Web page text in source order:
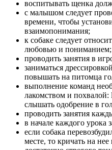
воспитывать щенка
с малышом следует
времени, чтобы
взаимопонимания;
к собаке следует
любовью и пониманием;
проводить занятия в
заниматься
повышать на питомца
выполнение команд
лакомством и
слышать одобрение в
проводить занятия
в начале каждого урока
если собака
месте, то кричать на